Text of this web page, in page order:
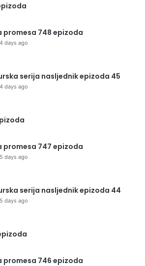
promesa 748 epizoda
4 days ago
serija nasljednik epizoda 45
4 days ago
promesa 747 epizoda
5 days ago
serija nasljednik epizoda 44
5 days ago
promesa 746 epizoda